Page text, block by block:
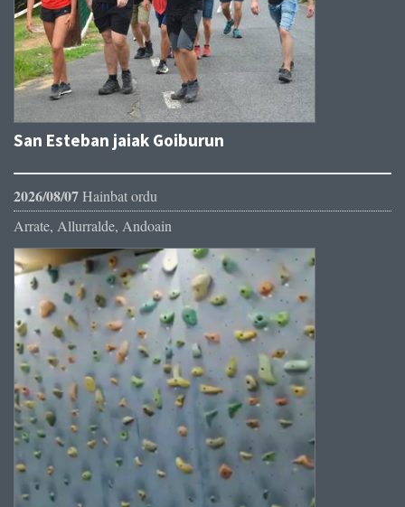
San Esteban jaiak Goiburun
2026/08/07Hainbat ordu
Arrate, Allurralde, Andoain